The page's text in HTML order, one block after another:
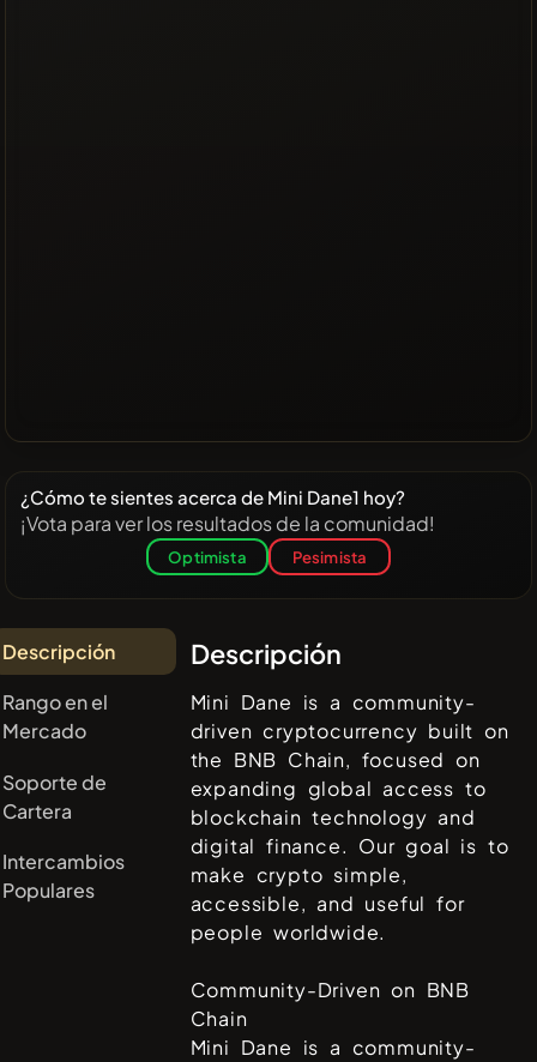
¿Cómo te sientes acerca de Mini Dane1 hoy?
¡Vota para ver los resultados de la comunidad!
Optimista Pesimista
Descripción
Rango en el
Mercado
Soporte de
Cartera
Intercambios
Populares
Descripción
Mini Dane is a community-
driven cryptocurrency built on
the BNB Chain, focused on
expanding global access to
blockchain technology and
digital finance. Our goal is to
make crypto simple,
accessible, and useful for
people worldwide.
Community-Driven on BNB
Chain
Mini Dane is a community-